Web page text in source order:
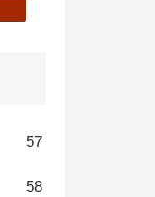
57
58